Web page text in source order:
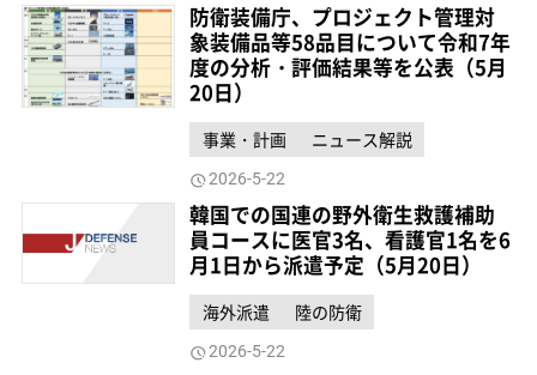
防衛装備庁、プロジェクト管理対
象装備品等58品目について令和7年
度の分析・評価結果等を公表（5月
20日）
事業・計画 ニュース解説
2026-5-22
韓国での国連の野外衛生救護補助
員コースに医官3名、看護官1名を6
月1日から派遣予定（5月20日）
海外派遣 陸の防衛
2026-5-22